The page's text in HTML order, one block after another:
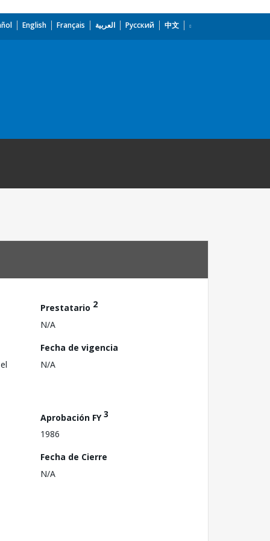
English Français العربية Русский 中文
Prestatario 2
N/A
Fecha de vigencia
N/A
Aprobación FY3
1986
Fecha de Cierre
N/A